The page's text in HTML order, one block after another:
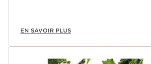
EN SAVOIR PLUS